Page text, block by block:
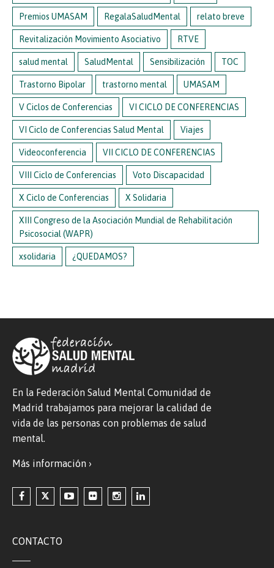
Premios UMASAM RegalaSaludMental relato breve
Revitalización Movimiento Asociativo RTVE
salud mental SaludMental Sensibilización TOC
Trastorno Bipolar trastorno mental UMASAM
V Ciclos de Conferencias VI CICLO DE CONFERENCIAS
VI Ciclo de Conferencias Salud Mental Viajes
Videoconferencia VII CICLO DE CONFERENCIAS
VIII Ciclo de Conferencias Voto Discapacidad
X Ciclo de Conferencias X Solidaria
XIII Congreso de la Asociación Mundial de Rehabilitación
Psicosocial (WAPR)
xsolidaria ¿QUEDAMOS?
En la Federación Salud Mental Comunidad de
Madrid trabajamos para mejorar la calidad de
vida de las personas con problemas de salud
mental.
Más información ›
CONTACTO